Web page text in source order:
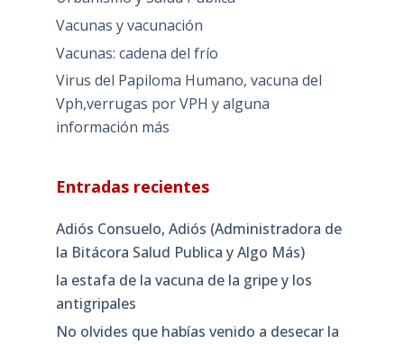
Vacunas y vacunación
Vacunas: cadena del frío
Virus del Papiloma Humano, vacuna del
Vph,verrugas por VPH y alguna
información más
Entradas recientes
Adiós Consuelo, Adiós (Administradora de
la Bitácora Salud Publica y Algo Más)
la estafa de la vacuna de la gripe y los
antigripales
No olvides que habías venido a desecar la